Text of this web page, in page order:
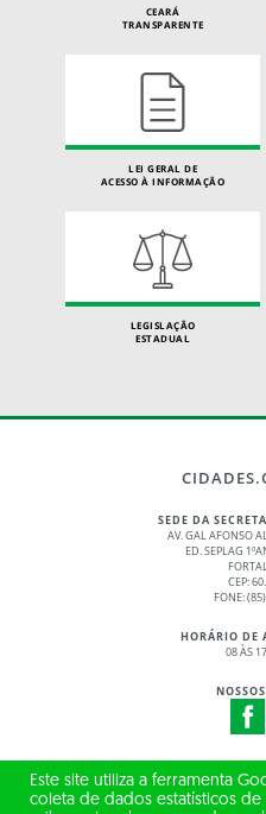
CEARÁ
TRANSPARENTE
LEI GERAL DE
ACESSO À INFORMAÇÃO
LEGISLAÇÃO
ESTADUAL
SEDE DA
AV. GAL AFONSO
ED. SEPLAG
CEP:
FONE:
HORÁRIO DE
08 ÀS
© 2017 - 2026 –
TODOS OS
Este site utiliza a ferramenta
coleta de dados estatísticos de